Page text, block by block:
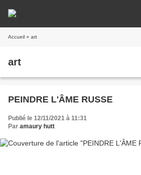
Accueil » art
art
PEINDRE L'ÂME RUSSE
Publié le 12/11/2021 à 11:31
Par amaury hutt